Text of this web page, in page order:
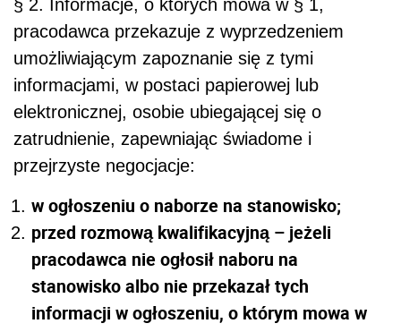
§ 2. Informacje, o których mowa w § 1,
pracodawca przekazuje z wyprzedzeniem
umożliwiającym zapoznanie się z tymi
informacjami, w postaci papierowej lub
elektronicznej, osobie ubiegającej się o
zatrudnienie, zapewniając świadome i
przejrzyste negocjacje:
w ogłoszeniu o naborze na stanowisko;
przed rozmową kwalifikacyjną – jeżeli
pracodawca nie ogłosił naboru na
stanowisko albo nie przekazał tych
informacji w ogłoszeniu, o którym mowa w